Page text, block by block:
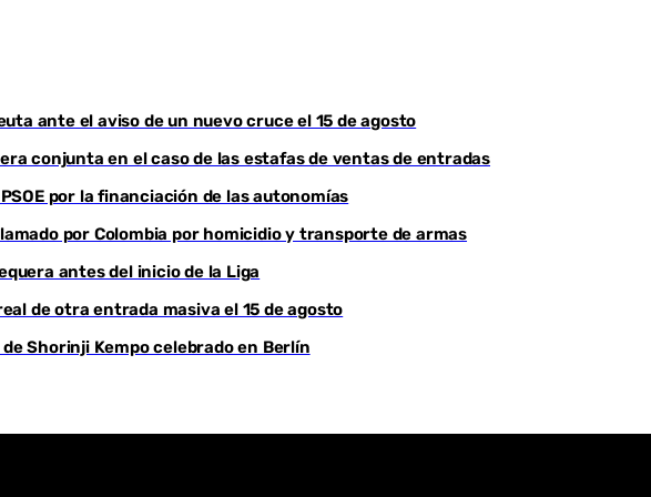
ante el aviso de un nuevo cruce el 15 de agosto
conjunta en el caso de las estafas de ventas de entradas
por la financiación de las autonomías
por Colombia por homicidio y transporte de armas
antes del inicio de la Liga
de otra entrada masiva el 15 de agosto
Shorinji Kempo celebrado en Berlín